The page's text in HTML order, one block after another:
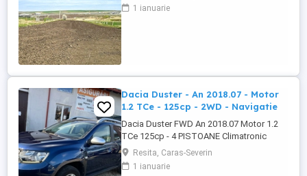
1 ianuarie
Dacia Duster - An 2018.07 - Motor
1.2 TCe - 125cp - 2WD - Navigatie
Dacia Duster FWD An 2018.07 Motor 1.2
TCe 125cp - 4 PISTOANE Climatronic
Navigație Camera marșarier Geamuri și
oglinzi electrice Senzori Ploaie Lumină
Parcare Cauciucuri vară iarna Jante aliaj
Resita, Caras-Severin
1 ianuarie